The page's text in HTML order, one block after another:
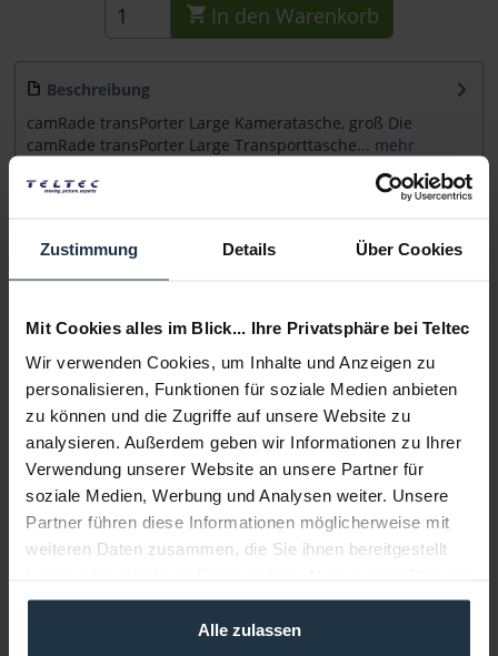
Zustimmung Details Über Cookies
Mit Cookies alles im Blick... Ihre Privatsphäre bei Teltec
Wir verwenden Cookies, um Inhalte und Anzeigen zu
personalisieren, Funktionen für soziale Medien anbieten
zu können und die Zugriffe auf unsere Website zu
analysieren. Außerdem geben wir Informationen zu Ihrer
Verwendung unserer Website an unsere Partner für
soziale Medien, Werbung und Analysen weiter. Unsere
Partner führen diese Informationen möglicherweise mit
weiteren Daten zusammen, die Sie ihnen bereitgestellt
gesammelt haben.
Alle zulassen
In den Warenkorb
Beschreibung
camRade transPorter Large Kameratasche, groß Die
camRade transPorter Large Transporttasche... mehr
Infos zu Hersteller & Produktsicherheit
Folgende Infos zum Hersteller sind verfübar......mehr
Weitere Artikel von camRade ansehen